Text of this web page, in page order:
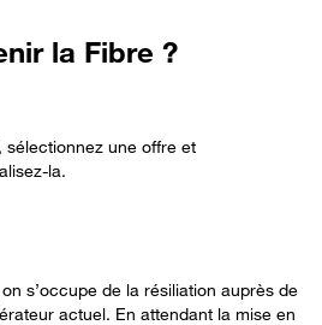
la Fibre ?
sélectionnez une offre et
la.
s’occupe de la résiliation auprès de
actuel. En attendant la mise en